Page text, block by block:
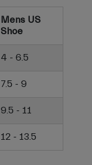
Mens US
Shoe
4 - 6.5
7.5 - 9
9.5 - 11
12 - 13.5